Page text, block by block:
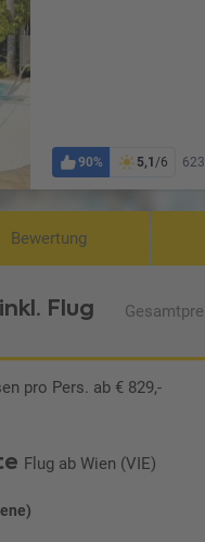
90% 5,1/6 623
Bewertung
inkl. Flug
pro Pers. ab € 829,-
Flug ab Wien (VIE)